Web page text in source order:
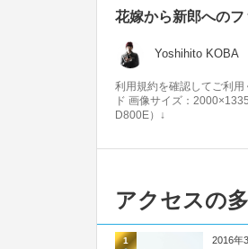
花嫁から新郎へのフ
Yoshihito KOBA
利用規約を確認してご利
ド 画像サイズ：
D800E）↓
アクセスの
2016年
1